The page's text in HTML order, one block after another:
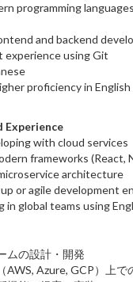
programming
and backend
experience using Git
proficiency in
Experience
with cloud services
frameworks (React,
architecture
or agile development
in global teams using
ムの設計・開発
AWS, Azure, GCP）上で